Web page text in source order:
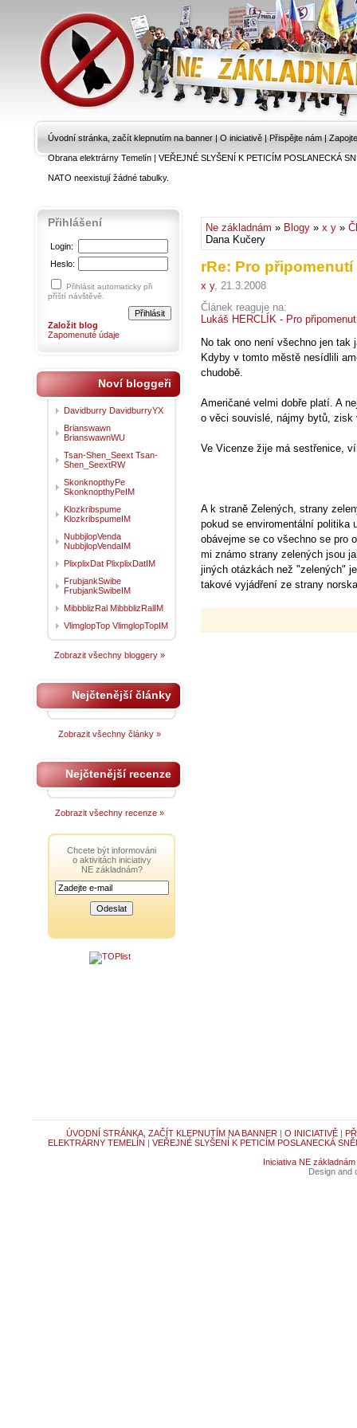
Úvodní stránka, začít klepnutím na banner | O iniciativě | Přispějte nám |
Obrana elektrárny Temelín|VEŘEJNÉ SLYŠENÍ K PETICÍM POSLANECKÁ
NATO neexistují žádné tabulky.
Ne základnám » Blogy » x y »
Dana Kučery
rRe: Pro
x y, 21.3.2008
Článek reaguje na:
Lukáš HERCLÍK - Pro
No tak ono není všechno jen
Kdyby v tomto městě nesídlili
chudobě.
Američané velmi dobře platí. A
o věci souvislé, nájmy bytů, zisk
Ve Vicenze žije má sestřenice,
A k straně Zelených, strany
pokud se enviromentální politika
obávejme se co všechno se pro
mi známo strany zelených jsou
jiných otázkách než "zelených"
takové vyjádření ze strany
Přihlášení
Login:
Heslo:
Přihlásit automaticky při
příští návštěvě.
Založit blog
Zapomenuté údaje
Noví bloggeři
Davidburry DavidburryYX
Brianswawn
BrianswawnWU
Tsan-Shen_Seext Tsan-
Shen_SeextRW
SkonknopthyPe
SkonknopthyPeIM
Klozkribspume
KlozkribspumeIM
NubbjlopVenda
NubbjlopVendaIM
PlixplixDat PlixplixDatIM
FrubjankSwibe
FrubjankSwibeIM
MibbblizRal MibbblizRalIM
VlimglopTop VlimglopTopIM
Zobrazit všechny bloggery »
Nejčtenější články
Zobrazit všechny články »
Nejčtenější recenze
Zobrazit všechny recenze »
Chcete být informováni
o aktivitách iniciativy
NE základnám?
ÚVODNÍ STRÁNKA, ZAČÍT KLEPNUTÍM NA BANNER | O INICIATIVĚ|
ELEKTRÁRNY TEMELÍN | VEŘEJNÉ SLYŠENÍ K PETICÍM POSLANECKÁ
Iniciativa NE základnám
Design and